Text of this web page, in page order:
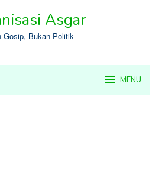
Asgar
Gosip, Bukan Politik
MENU